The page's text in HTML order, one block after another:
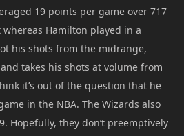
19 points per game over 717
Hamilton played in a
his shots from the midrange,
takes his shots at volume from
it’s out of the question that he
in the NBA. The Wizards also
Hopefully, they don’t preemptively